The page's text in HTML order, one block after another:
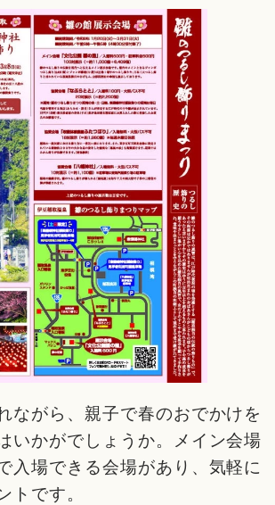
ながら、親子で春のおでかけを
いかがでしょうか。メイン会場
入場できる会場があり、気軽に
トです。